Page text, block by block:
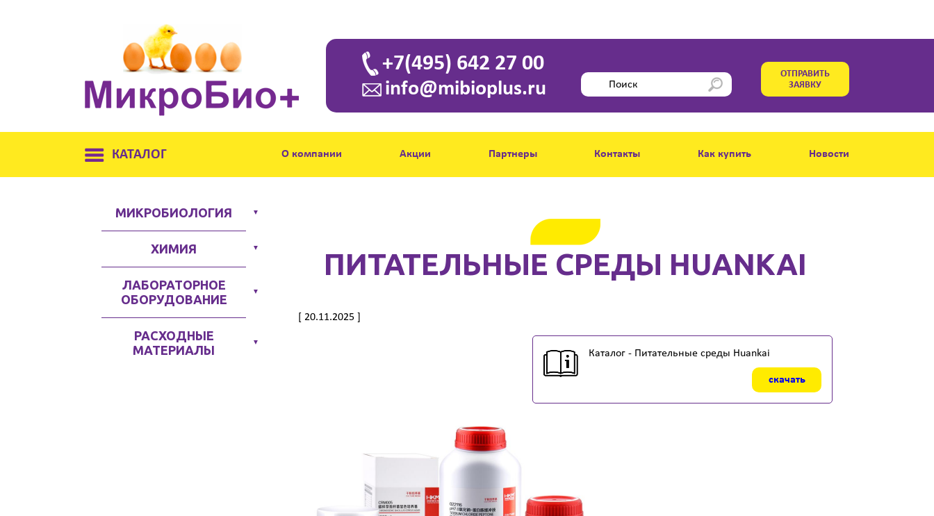
+7(495) 642 27 00
info@mibioplus.ru
ОТПРАВИТЬ
ЗАЯВКУ
КАТАЛОГ О компании Акции Партнеры Контакты Как купить Новости
МИКРОБИОЛОГИЯ ▼
ХИМИЯ ▼
ЛАБОРАТОРНОЕ
ОБОРУДОВАНИЕ
▼
РАСХОДНЫЕ
МАТЕРИАЛЫ
▼
ПИТАТЕЛЬНЫЕ СРЕДЫ HUANKAI
[ 20.11.2025 ]
Каталог - Питательные среды Huankai
скачать